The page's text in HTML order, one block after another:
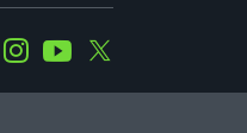
TelegramInstagramYoutube